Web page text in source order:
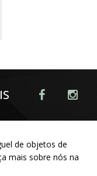
de objetos de
mais sobre nós na